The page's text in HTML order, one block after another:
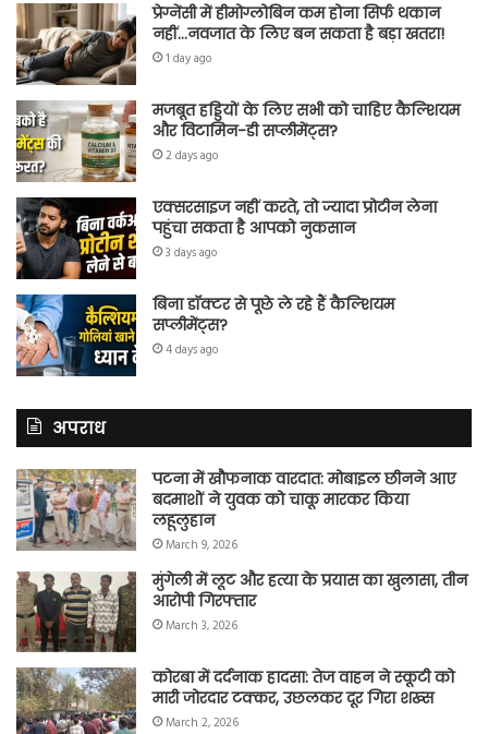
प्रेग्नेंसी में हीमोग्लोबिन कम होना सिर्फ थकान
नहीं…नवजात के लिए बन सकता है बड़ा खतरा!
1 day ago
मजबूत हड्डियों के लिए सभी को चाहिए कैल्शियम
और विटामिन-डी सप्लीमेंट्स?
2 days ago
एक्सरसाइज नहीं करते, तो ज्यादा प्रोटीन लेना
पहुंचा सकता है आपको नुकसान
3 days ago
बिना डॉक्टर से पूछे ले रहे हैं कैल्शियम
सप्लीमेंट्स?
4 days ago
अपराध
पटना में खौफनाक वारदात: मोबाइल छीनने आए
बदमाशों ने युवक को चाकू मारकर किया
लहूलुहान
March 9, 2026
मुंगेली में लूट और हत्या के प्रयास का खुलासा, तीन
आरोपी गिरफ्तार
March 3, 2026
कोरबा में दर्दनाक हादसा: तेज वाहन ने स्कूटी को
मारी जोरदार टक्कर, उछलकर दूर गिरा शख्स
March 2, 2026